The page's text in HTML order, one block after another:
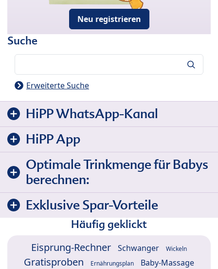
Neu registrieren
Suche
Erweiterte Suche
HiPP WhatsApp-Kanal
HiPP App
Optimale Trinkmenge für Babys
berechnen:
Exklusive Spar-Vorteile
Häufig geklickt
Eisprung-Rechner Schwanger Wickeln
Gratisproben Ernährungsplan Baby-Massage